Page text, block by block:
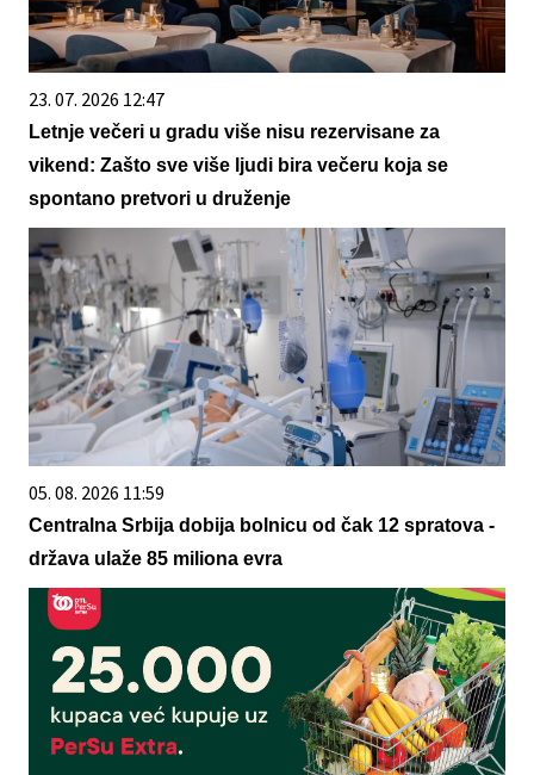
23. 07. 2026 12:47
Letnje večeri u gradu više nisu rezervisane za
vikend: Zašto sve više ljudi bira večeru koja se
spontano pretvori u druženje
05. 08. 2026 11:59
Centralna Srbija dobija bolnicu od čak 12 spratova -
država ulaže 85 miliona evra